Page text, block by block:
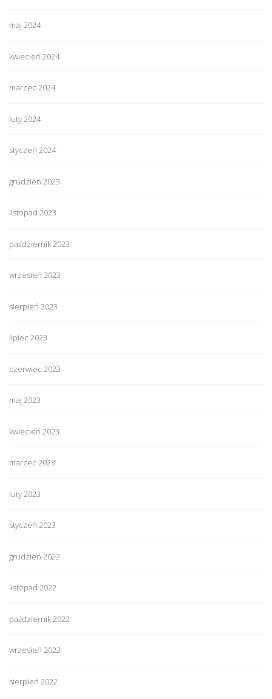
maj 2024
kwiecień 2024
marzec 2024
luty 2024
styczeń 2024
grudzień 2023
listopad 2023
październik 2023
wrzesień 2023
sierpień 2023
lipiec 2023
czerwiec 2023
maj 2023
kwiecień 2023
marzec 2023
luty 2023
styczeń 2023
grudzień 2022
listopad 2022
październik 2022
wrzesień 2022
sierpień 2022